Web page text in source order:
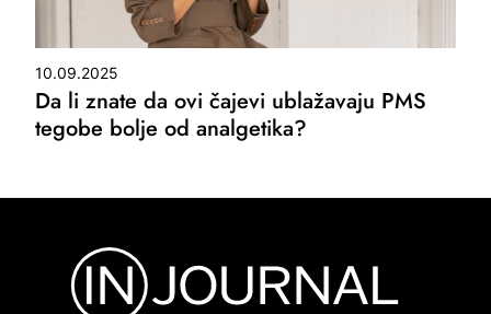
10.09.2025
Da li znate da ovi čajevi ublažavaju PMS
tegobe bolje od analgetika?